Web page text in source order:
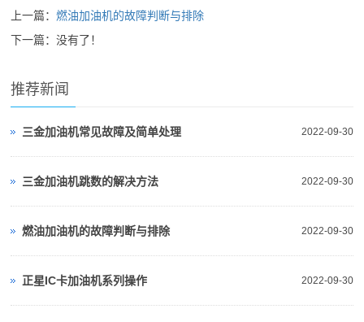
上一篇：燃油加油机的故障判断与排除
下一篇：没有了！
推荐新闻
2022-09-30
三金加油机常见故障及简单处理
2022-09-30
三金加油机跳数的解决方法
2022-09-30
燃油加油机的故障判断与排除
2022-09-30
正星IC卡加油机系列操作